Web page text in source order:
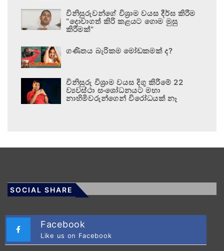
විනිසුරුවන්ගේ විශ්‍රාම වයස දීර්ඝ කිරීම
“දොවාගත් කිරි කළයට ගොම මුසු
කිරීමක්”
ගණිතය බැරිකම මෝඩකමක් ද?
විනිසුරු විශ්‍රාම වයස දිගු කිරීමේ 22
ව්‍යවස්ථා සංශෝධනයට මහා
නාහිමිවරුන්ගෙන් විරෝධයක් නෑ
SOCIAL SHARE
Facebook
Like us on Facebook